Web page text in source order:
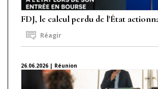
FDJ, le calcul perdu de l'État
Réagir
26.06.2026 | Réunion